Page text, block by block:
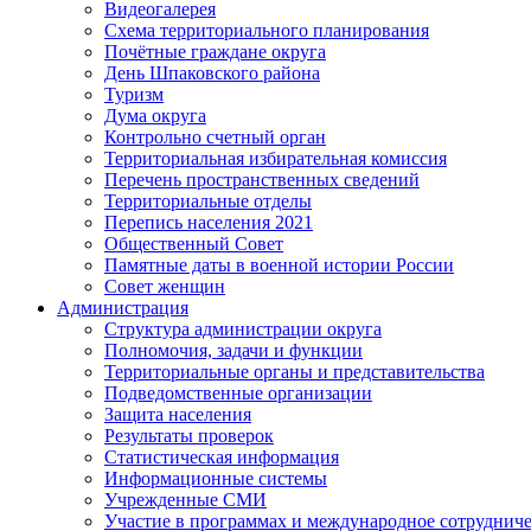
Видеогалерея
Схема территориального планирования
Почётные граждане округа
День Шпаковского района
Туризм
Дума округа
Контрольно счетный орган
Территориальная избирательная комиссия
Перечень пространственных сведений
Территориальные отделы
Перепись населения 2021
Общественный Совет
Памятные даты в военной истории России
Совет женщин
Администрация
Структура администрации округа
Полномочия, задачи и функции
Территориальные органы и представительства
Подведомственные организации
Защита населения
Результаты проверок
Статистическая информация
Информационные системы
Учрежденные СМИ
Участие в программах и международное